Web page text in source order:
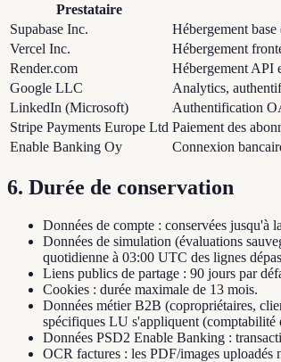
Prestataire
Supabase Inc.
Hébergement
Vercel Inc.
Hébergement
Render.com
Hébergement API
Google LLC
Analytics,
LinkedIn (Microsoft)
Authentification
Stripe Payments Europe Ltd Paiement des
Enable Banking Oy
Connexion
6. Durée de conservation
Données de compte : conservées jusqu'à
Données de simulation (évaluations
quotidienne à 03:00 UTC des lignes
Liens publics de partage : 90 jours par
Cookies : durée maximale de 13 mois.
Données métier B2B (copropriétaires,
spécifiques LU s'appliquent
Données PSD2 Enable Banking :
OCR factures : les PDF/images uploadés